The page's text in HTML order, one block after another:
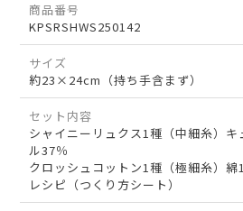
商品番号
KPSRSHWS250142
サイズ
約23×24cm（持ち手含まず）
セット内容
シャイニーリュクス1種（中細糸）
ル37％
クロッシュコットン1種（極細糸）綿
レシピ（つくり方シート）